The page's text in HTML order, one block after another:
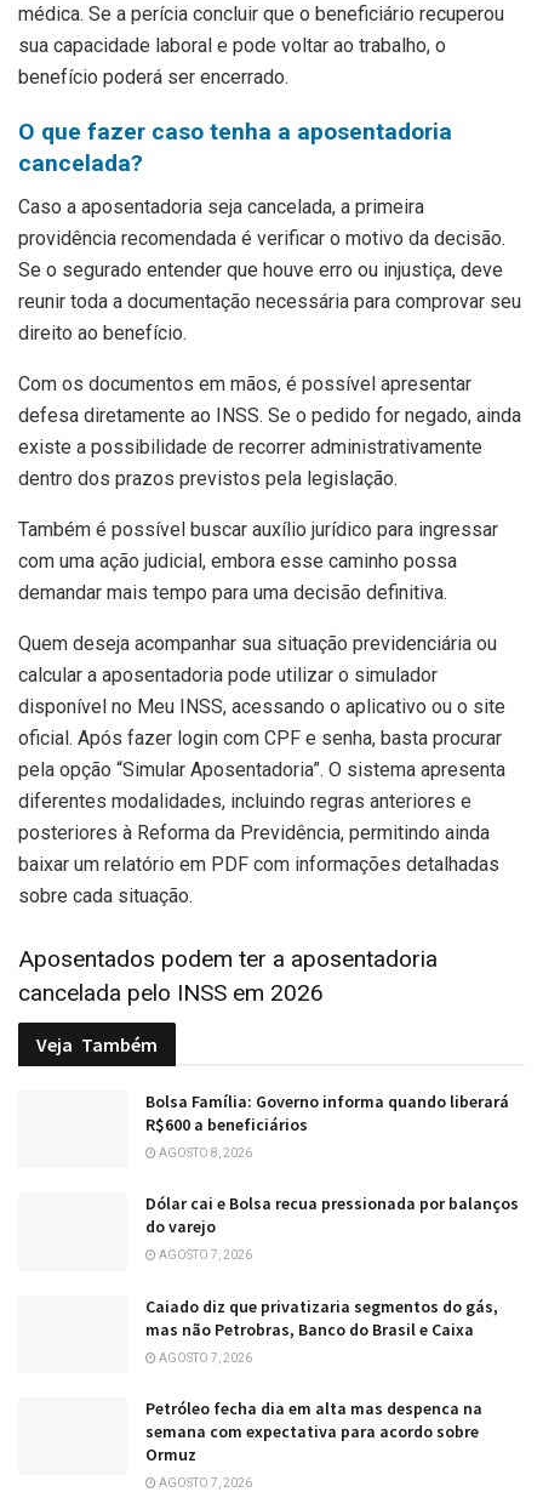
médica. Se a perícia concluir que o beneficiário recuperou
sua capacidade laboral e pode voltar ao trabalho, o
benefício poderá ser encerrado.
O que fazer caso tenha a aposentadoria
cancelada?
Caso a aposentadoria seja cancelada, a primeira
providência recomendada é verificar o motivo da decisão.
Se o segurado entender que houve erro ou injustiça, deve
reunir toda a documentação necessária para comprovar seu
direito ao benefício.
Com os documentos em mãos, é possível apresentar
defesa diretamente ao INSS. Se o pedido for negado, ainda
existe a possibilidade de recorrer administrativamente
dentro dos prazos previstos pela legislação.
Também é possível buscar auxílio jurídico para ingressar
com uma ação judicial, embora esse caminho possa
demandar mais tempo para uma decisão definitiva.
Quem deseja acompanhar sua situação previdenciária ou
calcular a aposentadoria pode utilizar o simulador
disponível no Meu INSS, acessando o aplicativo ou o site
oficial. Após fazer login com CPF e senha, basta procurar
pela opção “Simular Aposentadoria”. O sistema apresenta
diferentes modalidades, incluindo regras anteriores e
posteriores à Reforma da Previdência, permitindo ainda
baixar um relatório em PDF com informações detalhadas
sobre cada situação.
Aposentados podem ter a aposentadoria
cancelada pelo INSS em 2026
Veja Também
Bolsa Família: Governo informa quando liberará
R$600 a beneficiários
AGOSTO 8, 2026
Dólar cai e Bolsa recua pressionada por balanços
do varejo
AGOSTO 7, 2026
Caiado diz que privatizaria segmentos do gás,
mas não Petrobras, Banco do Brasil e Caixa
AGOSTO 7, 2026
Petróleo fecha dia em alta mas despenca na
semana com expectativa para acordo sobre
Ormuz
AGOSTO 7, 2026